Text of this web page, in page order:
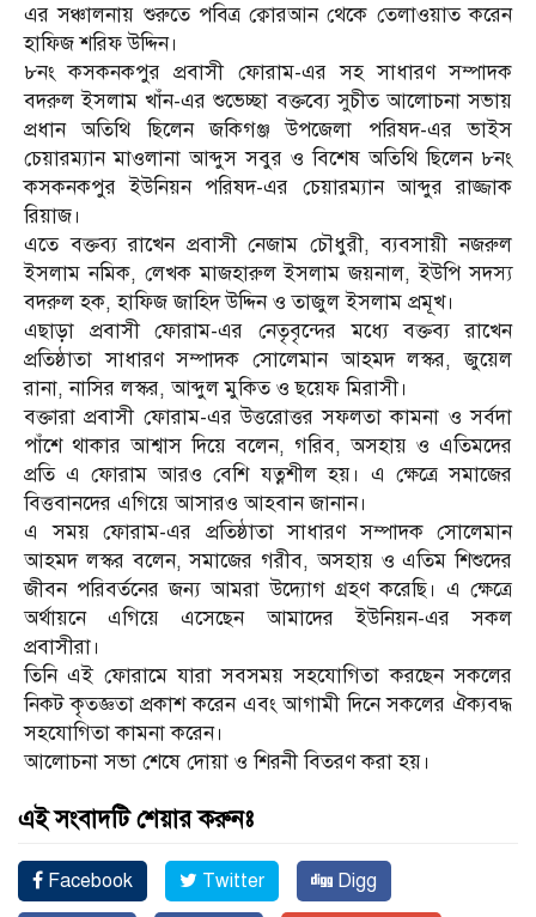
এর সঞ্চালনায় শুরুতে পবিত্র ক্বোরআন থেকে তেলাওয়াত করেন
হাফিজ শরিফ উদ্দিন।
৮নং কসকনকপুর প্রবাসী ফোরাম-এর সহ সাধারণ সম্পাদক
বদরুল ইসলাম খাঁন-এর শুভেচ্ছা বক্তব্যে সুচীত আলোচনা সভায়
প্রধান অতিথি ছিলেন জকিগঞ্জ উপজেলা পরিষদ-এর ভাইস
চেয়ারম্যান মাওলানা আব্দুস সবুর ও বিশেষ অতিথি ছিলেন ৮নং
কসকনকপুর ইউনিয়ন পরিষদ-এর চেয়ারম্যান আব্দুর রাজ্জাক
রিয়াজ।
এতে বক্তব্য রাখেন প্রবাসী নেজাম চৌধুরী, ব্যবসায়ী নজরুল
ইসলাম নমিক, লেখক মাজহারুল ইসলাম জয়নাল, ইউপি সদস্য
বদরুল হক, হাফিজ জাহিদ উদ্দিন ও তাজুল ইসলাম প্রমূখ।
এছাড়া প্রবাসী ফোরাম-এর নেতৃবৃন্দের মধ্যে বক্তব্য রাখেন
প্রতিষ্ঠাতা সাধারণ সম্পাদক সোলেমান আহমদ লস্কর, জুয়েল
রানা, নাসির লস্কর, আব্দুল মুকিত ও ছয়েফ মিরাসী।
বক্তারা প্রবাসী ফোরাম-এর উত্তরোত্তর সফলতা কামনা ও সর্বদা
পাঁশে থাকার আশ্বাস দিয়ে বলেন, গরিব, অসহায় ও এতিমদের
প্রতি এ ফোরাম আরও বেশি যত্নশীল হয়। এ ক্ষেত্রে সমাজের
বিত্তবানদের এগিয়ে আসারও আহবান জানান।
এ সময় ফোরাম-এর প্রতিষ্ঠাতা সাধারণ সম্পাদক সোলেমান
আহমদ লস্কর বলেন, সমাজের গরীব, অসহায় ও এতিম শিশুদের
জীবন পরিবর্তনের জন্য আমরা উদ্যোগ গ্রহণ করেছি। এ ক্ষেত্রে
অর্থায়নে এগিয়ে এসেছেন আমাদের ইউনিয়ন-এর সকল
প্রবাসীরা।
তিনি এই ফোরামে যারা সবসময় সহযোগিতা করছেন সকলের
নিকট কৃতজ্ঞতা প্রকাশ করেন এবং আগামী দিনে সকলের ঐক্যবদ্ধ
সহযোগিতা কামনা করেন।
আলোচনা সভা শেষে দোয়া ও শিরনী বিতরণ করা হয়।
এই সংবাদটি শেয়ার করুনঃ
Facebook Twitter Digg